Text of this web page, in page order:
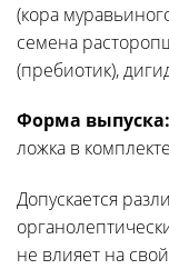
(кора
семена
(пребиотик),
Форма выпуска:
ложка в
Допускается
не влияет на